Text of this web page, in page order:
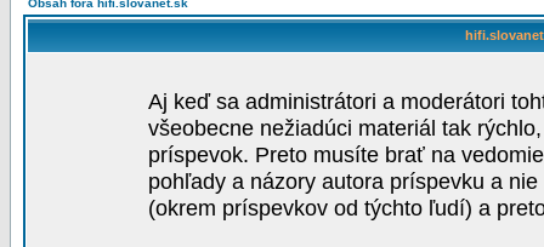
Obsah fóra hifi.slovanet.sk
Aj keď sa administrátori a moderátori
všeobecne nežiadúci materiál tak
príspevok. Preto musíte brať na
pohľady a názory autora príspevku a
(okrem príspevkov od týchto ľudí) a